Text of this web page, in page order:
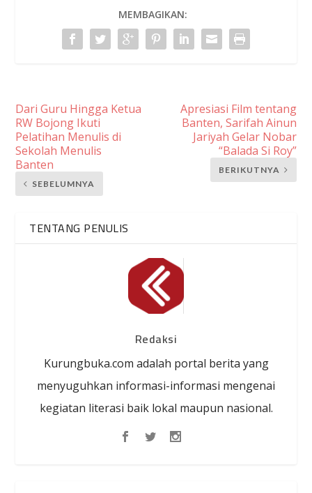
MEMBAGIKAN:
Dari Guru Hingga Ketua
RW Bojong Ikuti
Pelatihan Menulis di
Sekolah Menulis
Banten
SEBELUMNYA
Apresiasi Film tentang
Banten, Sarifah Ainun
Jariyah Gelar Nobar
“Balada Si Roy”
BERIKUTNYA
TENTANG PENULIS
Redaksi
Kurungbuka.com adalah portal berita yang
menyuguhkan informasi-informasi mengenai
kegiatan literasi baik lokal maupun nasional.